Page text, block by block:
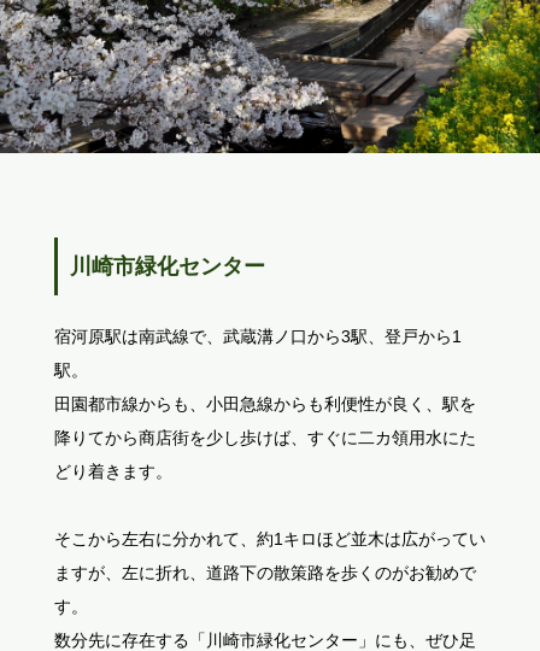
川崎市緑化センター
宿河原駅は南武線で、武蔵溝ノ口から3駅、登戸から1
駅。
田園都市線からも、小田急線からも利便性が良く、駅を
降りてから商店街を少し歩けば、すぐに二カ領用水にた
どり着きます。
そこから左右に分かれて、約1キロほど並木は広がってい
ますが、左に折れ、道路下の散策路を歩くのがお勧めで
す。
数分先に存在する「川崎市緑化センター」にも、ぜひ足